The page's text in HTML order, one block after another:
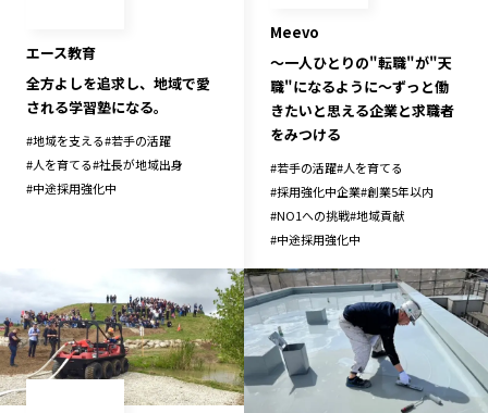
エース教育
全方よしを追求し、地域で愛
される学習塾になる。
#地域を支える#若手の活躍
#人を育てる#社長が地域出身
#中途採用強化中
Meevo
～一人ひとりの"転職"が"天
職"になるように～ずっと働
きたいと思える企業と求職者
をみつける
#若手の活躍#人を育てる
#採用強化中企業#創業5年以内
#NO1への挑戦#地域貢献
#中途採用強化中